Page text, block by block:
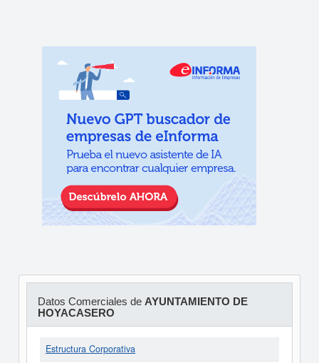
Datos Comerciales de AYUNTAMIENTO DE
HOYACASERO
Estructura Corporativa